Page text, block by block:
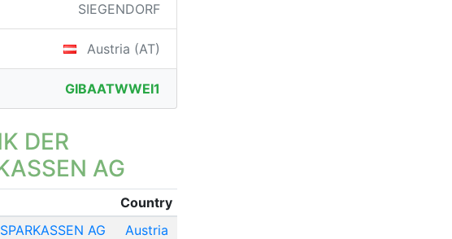
SIEGENDORF
Austria (AT)
GIBAATWWEI1
DER
AG
Country
AG
Austria